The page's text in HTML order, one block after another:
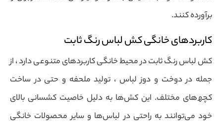
برآورده کنند.
کاربردهای خانگی کش لباس رنگ ثابت
کش لباس رنگ ثابت در محیط خانگی کاربردهای متنوعی دارد ، از
جمله در دوخت و دوز لباس ، تولید ملحفه و حتی در ساخت
کچھ‌های مختلف. این کش‌ها به دلیل خاصیت کشسانی بالای
خود می‌توانند به راحتی در لباس‌ها و سایر محصولات خانگی